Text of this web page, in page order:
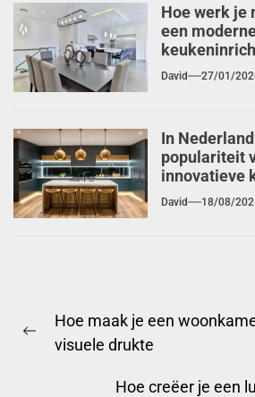
Hoe werk je
een
sfeer te
David 27/01/
In
populariteit
innovatieve
David 18/08/
Previous
Hoe maak je een
visuele drukte
Hoe creëer je een